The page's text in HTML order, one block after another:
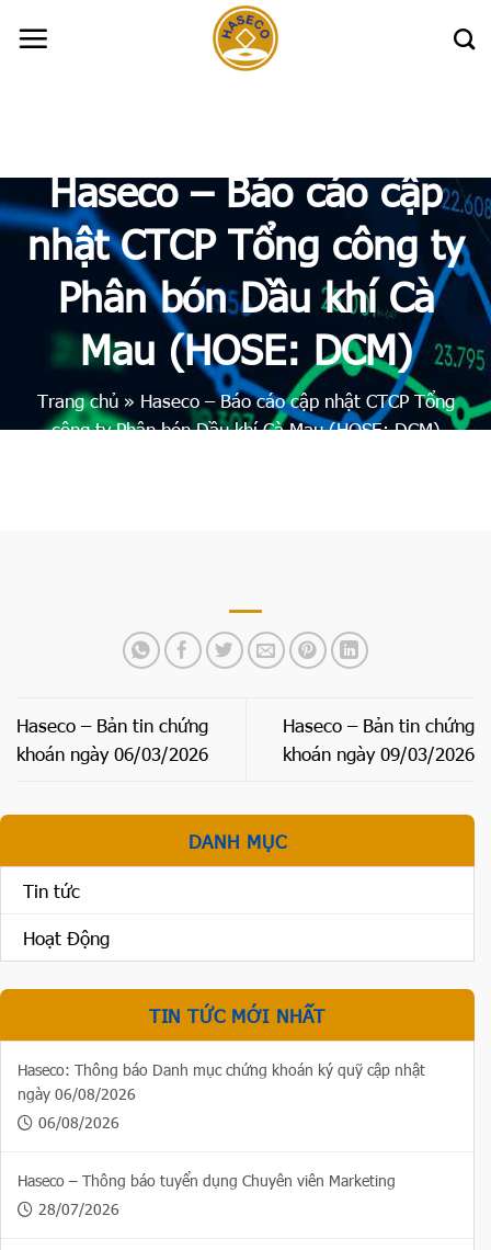
Haseco – Báo cáo cập
nhật CTCP Tổng công ty
Phân bón Dầu khí Cà
Mau (HOSE: DCM)
Trang chủ» Haseco – Báo cáo cập nhật CTCP Tổng
công ty Phân bón Dầu khí Cà Mau (HOSE: DCM)
Haseco – Bản tin chứng
khoán ngày 06/03/2026
Haseco – Bản tin chứng
khoán ngày 09/03/2026
DANH MỤC
Tin tức
Hoạt Động
TIN TỨC MỚI NHẤT
Haseco: Thông báo Danh mục chứng khoán ký quỹ cập nhật
ngày 06/08/2026
06/08/2026
Haseco – Thông báo tuyển dụng Chuyên viên Marketing
28/07/2026